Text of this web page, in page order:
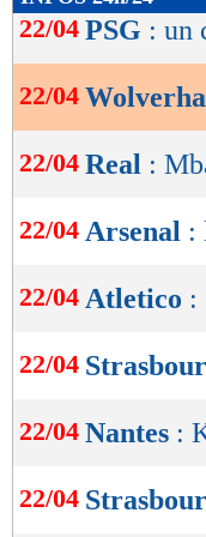
de
OK
22/04 PSG : un
22/04
22/04 Real :
22/04 Arsenal :
22/04 Atletico :
22/04
22/04 Nantes :
22/04